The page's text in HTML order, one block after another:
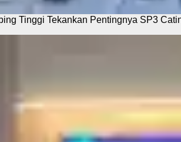
Tinggi Tekankan Pentingnya SP3